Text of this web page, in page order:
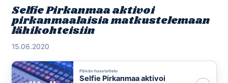
Selfie Pirkanmaa aktivoi
pirkanmaalaisia matkustelemaan
lähikohteisiin
15.06.2020
Päivän haastattelu
Selfie Pirkanmaa aktivoi